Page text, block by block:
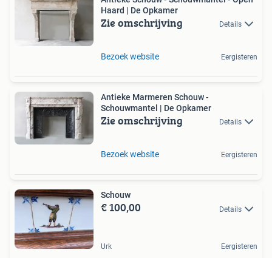
Haard | De Opkamer
Zie omschrijving Details
Bezoek website Eergisteren
Antieke Marmeren Schouw -
Schouwmantel | De Opkamer
Zie omschrijving Details
Bezoek website Eergisteren
Schouw
€ 100,00 Details
Urk Eergisteren